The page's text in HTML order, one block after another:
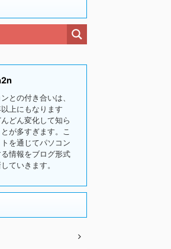
との付き合いは、
以上にもなります
どん変化して知ら
が多すぎます。こ
を通じてパソコン
情報をブログ形式
ていきます。